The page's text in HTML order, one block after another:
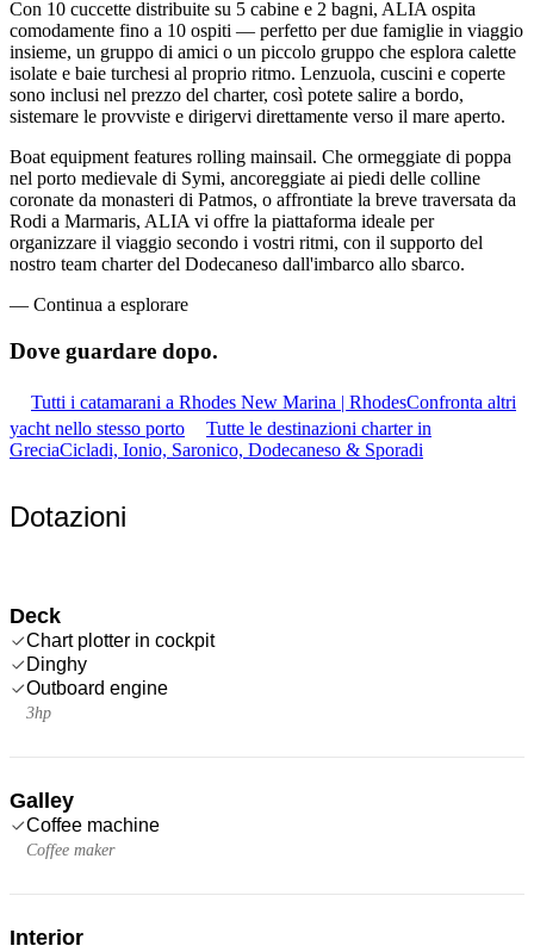
Con 10 cuccette distribuite su 5 cabine e 2 bagni, ALIA ospita
comodamente fino a 10 ospiti — perfetto per due famiglie in viaggio
insieme, un gruppo di amici o un piccolo gruppo che esplora calette
isolate e baie turchesi al proprio ritmo. Lenzuola, cuscini e coperte
sono inclusi nel prezzo del charter, così potete salire a bordo,
sistemare le provviste e dirigervi direttamente verso il mare aperto.
Boat equipment features rolling mainsail. Che ormeggiate di poppa
nel porto medievale di Symi, ancoreggiate ai piedi delle colline
coronate da monasteri di Patmos, o affrontiate la breve traversata da
Rodi a Marmaris, ALIA vi offre la piattaforma ideale per
organizzare il viaggio secondo i vostri ritmi, con il supporto del
nostro team charter del Dodecaneso dall'imbarco allo sbarco.
— Continua a esplorare
Dove guardare dopo.
Tutti i catamarani a Rhodes New Marina | RhodesConfronta altri
yacht nello stesso porto
Tutte le destinazioni charter in
GreciaCicladi, Ionio, Saronico, Dodecaneso & Sporadi
Dotazioni
Deck
Chart plotter in cockpit
Dinghy
Outboard engine
3hp
Galley
Coffee machine
Coffee maker
Interior